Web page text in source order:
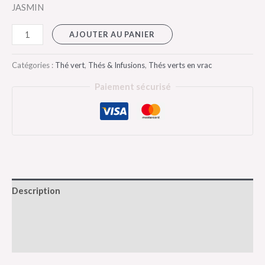
JASMIN
AJOUTER AU PANIER
Catégories : Thé vert, Thés & Infusions, Thés verts en vrac
Paiement sécurisé
Description